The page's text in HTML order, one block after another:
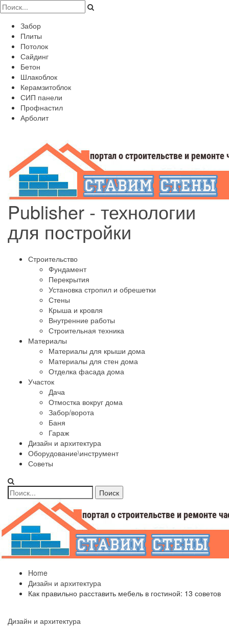
Забор
Плиты
Потолок
Сайдинг
Бетон
Шлакоблок
Керамзитоблок
СИП панели
Профнастил
Арболит
Publisher - технологии
для постройки
Строительство
Фундамент
Перекрытия
Установка стропил и обрешетки
Стены
Крыша и кровля
Внутренние работы
Строительная техника
Материалы
Материалы для крыши дома
Материалы для стен дома
Отделка фасада дома
Участок
Дача
Отмостка вокруг дома
Забор/ворота
Баня
Гараж
Дизайн и архитектура
Оборудование\инструмент
Советы
Home
Дизайн и архитектура
Как правильно расставить мебель в гостиной: 13 советов
Дизайн и архитектура